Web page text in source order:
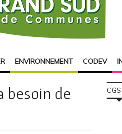
ENVIRONNEMENT CODEV
besoin de